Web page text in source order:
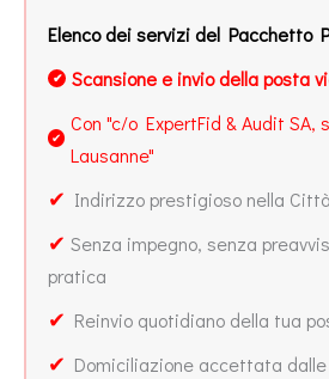
Elenco dei servizi del Pacchetto
✔ Scansione e invio della posta
✔
Con "c/o ExpertFid & Audit SA,
Lausanne"
✔ Indirizzo prestigioso nella
✔ Senza impegno, senza
pratica
✔ Reinvio quotidiano della tua
✔ Domiciliazione accettata